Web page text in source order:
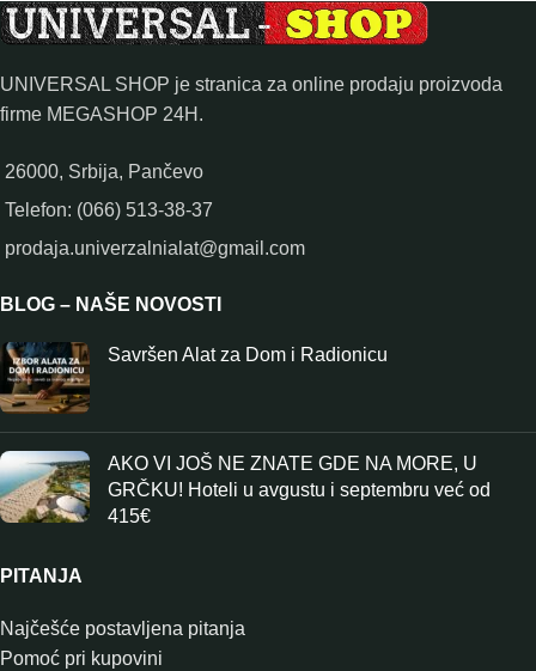
UNIVERSAL SHOP je stranica za online prodaju proizvoda
firme MEGASHOP 24H.
26000, Srbija, Pančevo
Telefon: (066) 513-38-37
prodaja.univerzalnialat@gmail.com
BLOG – NAŠE NOVOSTI
Savršen Alat za Dom i Radionicu
AKO VI JOŠ NE ZNATE GDE NA MORE, U
GRČKU! Hoteli u avgustu i septembru već od
415€
PITANJA
Najčešće postavljena pitanja
Pomoć pri kupovini